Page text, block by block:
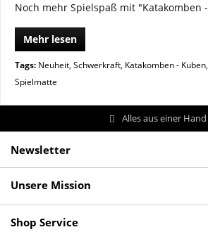
Noch mehr Spielspaß mit "Katakomben
Mehr lesen
Tags: Neuheit, Schwerkraft, Katakomben - Kuben,
Spielmatte
Alles aus einer Hand
Newsletter
Unsere Mission
Shop Service